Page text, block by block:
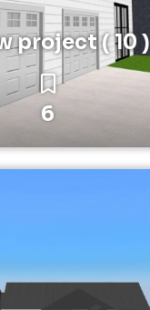
project ( 10 )
6